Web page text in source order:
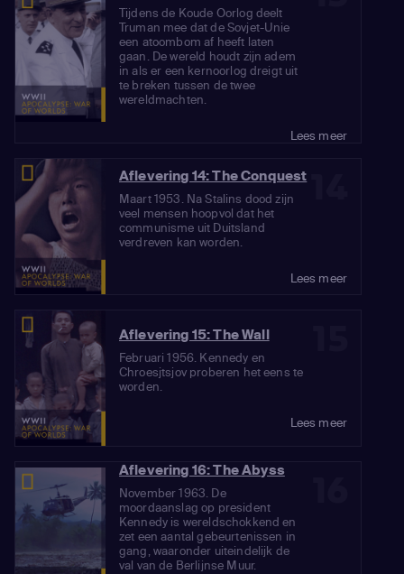
Tijdens de Koude Oorlog deelt
Truman mee dat de Sovjet-Unie
een atoombom af heeft laten
gaan. De wereld houdt zijn adem
in als er een kernoorlog dreigt uit
te breken tussen de twee
wereldmachten.
Lees meer
Aflevering 14: The Conquest
Maart 1953. Na Stalins dood zijn
veel mensen hoopvol dat het
communisme uit Duitsland
verdreven kan worden.
Lees meer
Aflevering 15: The Wall
Februari 1956. Kennedy en
Chroesjtsjov proberen het eens te
worden.
Lees meer
Aflevering 16: The Abyss
November 1963. De
moordaanslag op president
Kennedy is wereldschokkend en
zet een aantal gebeurtenissen in
gang, waaronder uiteindelijk de
val van de Berlijnse Muur.